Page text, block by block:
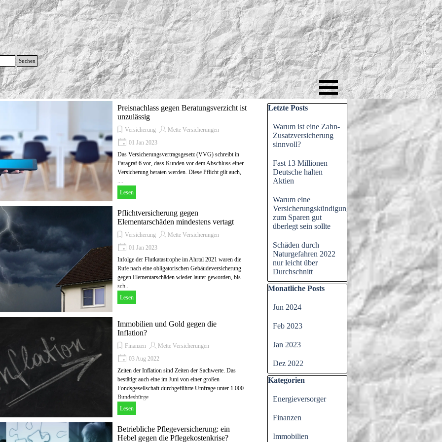
Suchen
Menü überspringen
Preisnachlass gegen Beratungsverzicht ist
unzulässig
Versicherung
Mette Versicherungen
01 Jan 2023
Das Versicherungsvertragsgesetz (VVG) schreibt in
Paragraf 6 vor, dass Kunden vor dem Abschluss einer
Versicherung beraten werden. Diese Pflicht gilt auch,
....
Lesen
Pflichtversicherung gegen
Elementarschäden mindestens vertagt
Versicherung
Mette Versicherungen
01 Jan 2023
Infolge der Flutkatastrophe im Ahrtal 2021 waren die
Rufe nach eine obligatorischen Gebäudeversicherung
gegen Elementarschäden wieder lauter geworden, bis
sch..
Lesen
Immobilien und Gold gegen die
Inflation?
Finanzen
Mette Versicherungen
03 Aug 2022
Zeiten der Inflation sind Zeiten der Sachwerte. Das
bestätigt auch eine im Juni von einer großen
Fondsgesellschaft durchgeführte Umfrage unter 1.000
Bundesbürge
Lesen
Betriebliche Pflegeversicherung: ein
Hebel gegen die Pflegekostenkrise?
Block überspringen Letzte Posts
Letzte Posts
Warum ist eine Zahn-
Zusatzversicherung
sinnvoll?
Fast 13 Millionen
Deutsche halten
Aktien
Warum eine
Versicherungskündigung
zum Sparen gut
überlegt sein sollte
Schäden durch
Naturgefahren 2022
nur leicht über
Durchschnitt
Block überspringen Monatliche Posts
Monatliche Posts
Jun 2024
Feb 2023
Jan 2023
Dez 2022
Block überspringen Kategorien
Kategorien
Energieversorger
Finanzen
Immobilien